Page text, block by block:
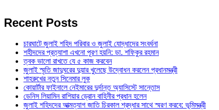
Recent Posts
চারঘাটে জুলাই শহিদ পরিবার ও জুলাই যোদ্ধাদের সংবর্ধনা
শহীদদের প্রত্যাশা এখনো পূরণ হয়নি: ডা. শফিকুর রহমান
ত্বক ভালো রাখতে যে ৫ কাজ করবেন
জুলাই স্মৃতি জাদুঘরের দুয়ার খুলেছে উদ্বোধন করলেন প্রধানমন্ত্রী
শাহরুখের নতুন সিনেমার লুক
কোয়ার্টার ফাইনালে নেইমারের দুর্দান্ত অ্যাসিস্টে সান্তোস
ডেনিস লিয়ামিন রাশিয়ার ড্রোন বাহিনীর প্রধান হলেন
জুলাই শহিদদের আত্মত্যাগ জাতি চিরকাল শ্রদ্ধার সাথে স্মরণ করবে: ভূমিমন্ত্রী